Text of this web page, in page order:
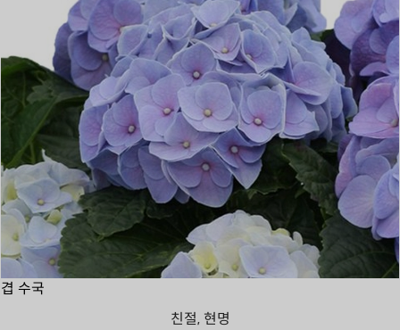
겹 수국
친절, 현명